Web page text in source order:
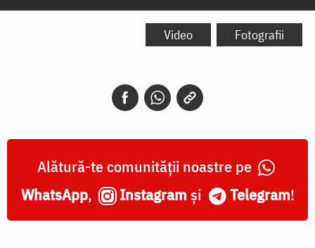
Sfântul
Video Fotografii
Alătură-te comunității noastre pe
WhatsApp, Instagram și Telegram!